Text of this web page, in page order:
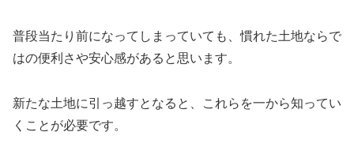
普段当たり前になってしまっていても、慣れた土地ならで
はの便利さや安心感があると思います。
新たな土地に引っ越すとなると、これらを一から知ってい
くことが必要です。